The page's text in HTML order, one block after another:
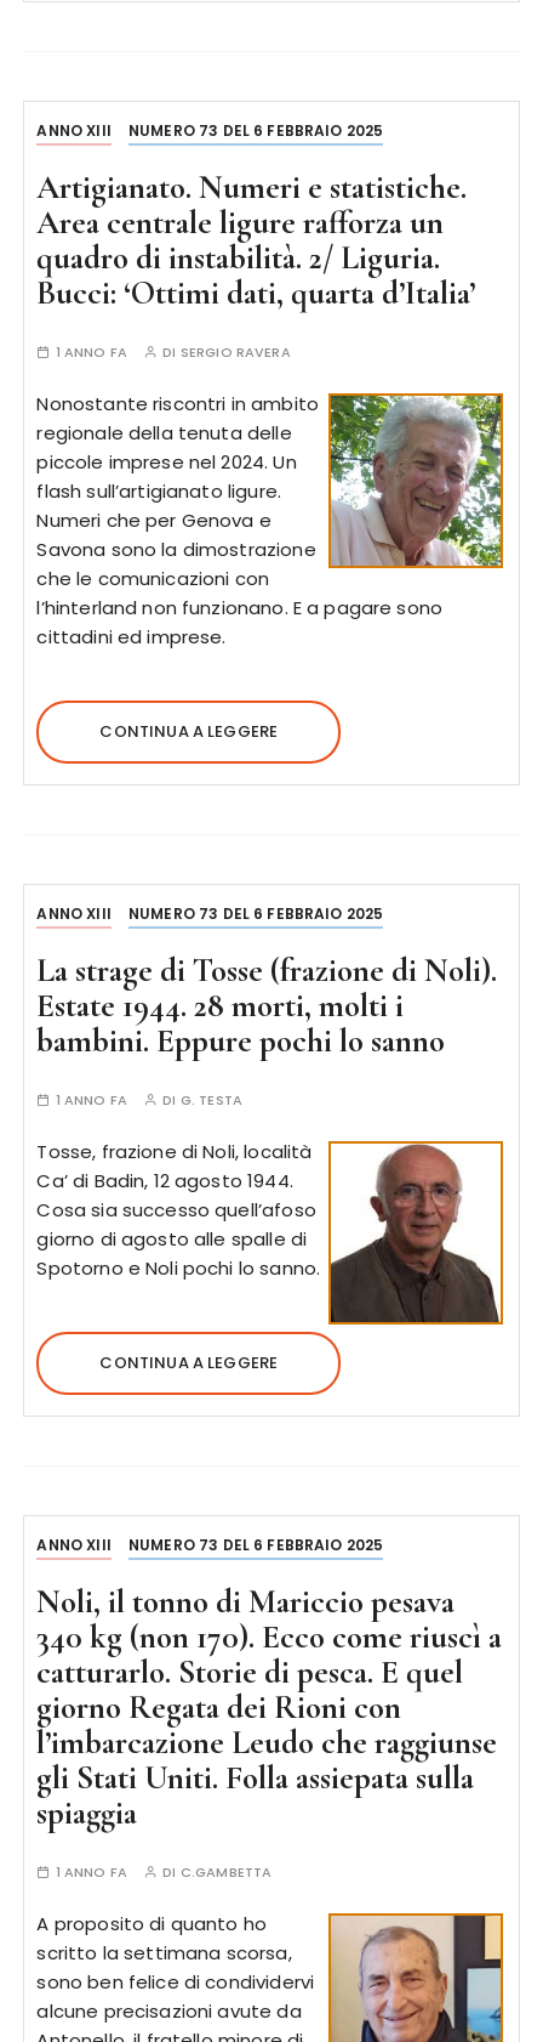
ANNO XIII NUMERO 73 DEL 6 FEBBRAIO 2025
Artigianato. Numeri e statistiche.
Area centrale ligure rafforza un
quadro di instabilità. 2/ Liguria.
Bucci: ‘Ottimi dati, quarta d’Italia’
1 ANNO FA DI SERGIO RAVERA
Nonostante riscontri in ambito
regionale della tenuta delle
piccole imprese nel 2024. Un
flash sull’artigianato ligure.
Numeri che per Genova e
Savona sono la dimostrazione
che le comunicazioni con
l’hinterland non funzionano. E a pagare sono
cittadini ed imprese.
CONTINUA A LEGGERE
ANNO XIII NUMERO 73 DEL 6 FEBBRAIO 2025
La strage di Tosse (frazione di Noli).
Estate 1944. 28 morti, molti i
bambini. Eppure pochi lo sanno
1 ANNO FA DI G. TESTA
Tosse, frazione di Noli, località
Ca’ di Badin, 12 agosto 1944.
Cosa sia successo quell’afoso
giorno di agosto alle spalle di
Spotorno e Noli pochi lo sanno.
CONTINUA A LEGGERE
ANNO XIII NUMERO 73 DEL 6 FEBBRAIO 2025
Noli, il tonno di Mariccio pesava
340 kg (non 170). Ecco come riuscì a
catturarlo. Storie di pesca. E quel
giorno Regata dei Rioni con
l’imbarcazione Leudo che raggiunse
gli Stati Uniti. Folla assiepata sulla
spiaggia
1 ANNO FA DI C.GAMBETTA
A proposito di quanto ho
scritto la settimana scorsa,
sono ben felice di condividervi
alcune precisazioni avute da